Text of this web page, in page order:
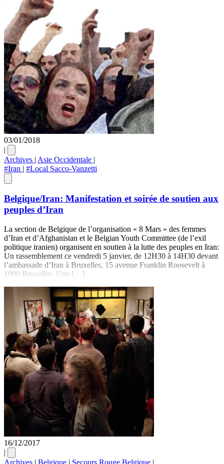
03/01/2018
|
Archives | Asie Occidentale |
#Iran | #Local Sacco-Vanzetti
Belgique/Iran: Manifestation et soirée de soutien aux
peuples d’Iran
La section de Belgique de l’organisation « 8 Mars » des femmes
d’Iran et d’Afghanistan et le Belgian Youth Committee (de l’exil
politique iranien) organisent en soutien à la lutte des peuples en Iran:
Un rassemblement ce vendredi 5 janvier, de 12H30 à 14H30 devant
l’ambassade d’Iran à Bruxelles, 15 avenue Franklin Roosevelt à
1000 Bruxelles. Une […]
16/12/2017
|
Archives | Belgique | Secours Rouge Belgique |